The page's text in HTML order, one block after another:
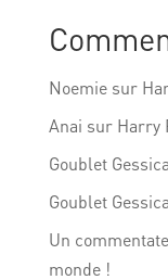
Noemiesur
Anai sur Harry
Goublet Gessica
Goublet Gessica
Un
monde !